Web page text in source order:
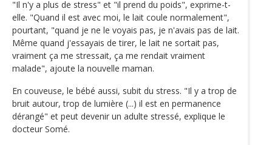
"Il n'y a plus de stress" et "il prend du poids", exprime-t-
elle. "Quand il est avec moi, le lait coule normalement",
pourtant, "quand je ne le voyais pas, je n'avais pas de lait.
Même quand j'essayais de tirer, le lait ne sortait pas,
vraiment ça me stressait, ça me rendait vraiment
malade", ajoute la nouvelle maman.
En couveuse, le bébé aussi, subit du stress. "Il y a trop de
bruit autour, trop de lumière (...) il est en permanence
dérangé" et peut devenir un adulte stressé, explique le
docteur Somé.